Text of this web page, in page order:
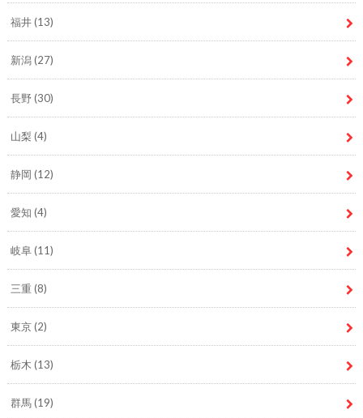
福井(13)
新潟(27)
長野(30)
山梨 (4)
静岡 (12)
愛知 (4)
岐阜(11)
三重 (8)
東京(2)
栃木 (13)
群馬(19)